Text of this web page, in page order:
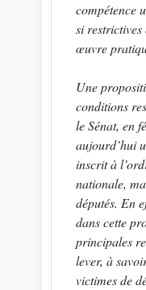
compétence
si restrictives
œuvre
Une
conditions
le Sénat, en
aujourd’hui
inscrit à
nationale,
députés. En effet, le Sénat a réintroduit
dans cette
principales
lever, à
victimes de